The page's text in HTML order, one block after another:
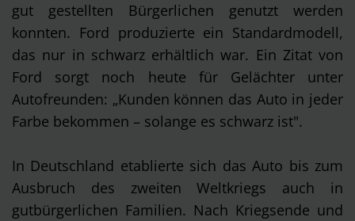
gut gestellten Bürgerlichen genutzt werden
konnten. Ford produzierte ein Standardmodell,
das nur in schwarz erhältlich war. Ein Zitat von
Ford sorgt noch heute für Gelächter unter
Autofreunden: „Kunden können das Auto in jeder
Farbe bekommen – solange es schwarz ist".
In Deutschland etablierte sich das Auto bis zum
Ausbruch des zweiten Weltkriegs auch in
gutbürgerlichen Familien. Nach Kriegsende und